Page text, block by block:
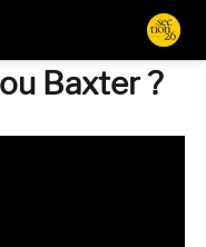
Baxter ?